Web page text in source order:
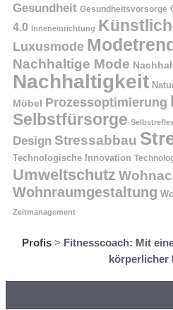
Gesundheit Gesundheitsvorsorge
4.0 Inneneinrichtung
Luxusmode
Nachhaltige Mode
Nachhaltigkeit
Möbel Prozessoptimierung
Selbstfürsorge
Design Stressabbau
Technologische Innovation
Umweltschutz
Wohnraumgestaltung
Zeitmanagement
Profis> Fitnesscoach: Mit
körperlicher